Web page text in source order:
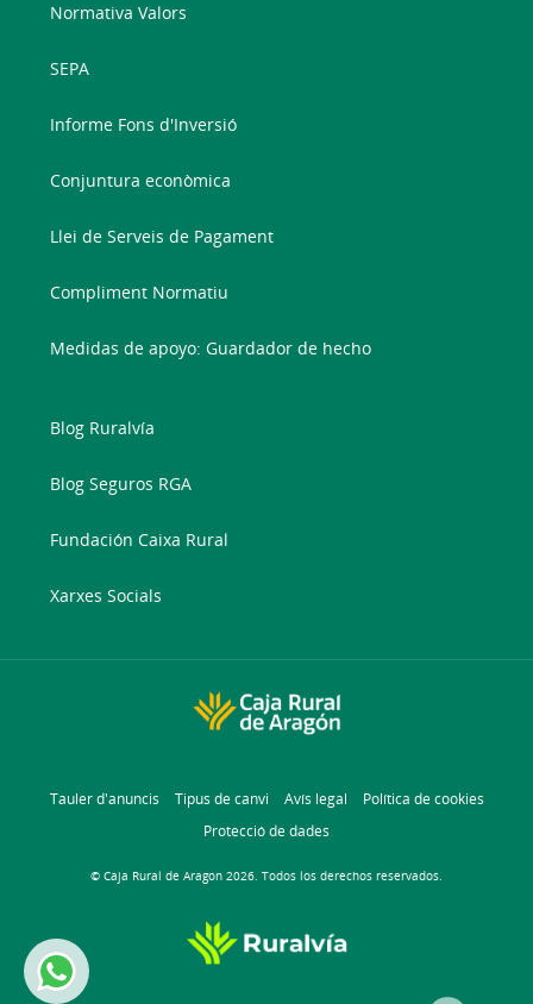
Normativa Valors
SEPA
Informe Fons d'Inversió
Conjuntura econòmica
Llei de Serveis de Pagament
Compliment Normatiu
Medidas de apoyo: Guardador de hecho
Blog Ruralvía
Blog Seguros RGA
Fundación Caixa Rural
Xarxes Socials
Tauler d'anuncis Tipus de canvi Avís legal
Política de cookies
Protecció de dades
© Caja Rural de Aragon 2026. Todos los derechos reservados.